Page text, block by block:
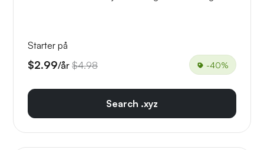
Starter på
$2.99/år $4.98 -40%
Search .xyz